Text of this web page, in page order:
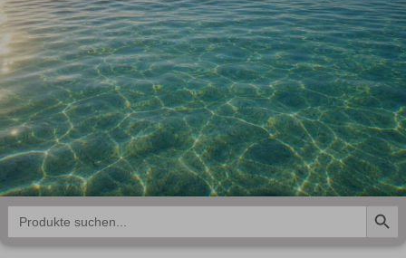
Search
for:
Search